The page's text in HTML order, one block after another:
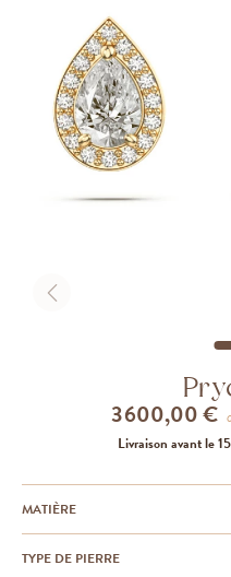
3 600,00 €
Livraison avant le
MATIÈRE
TYPE DE PIERRE